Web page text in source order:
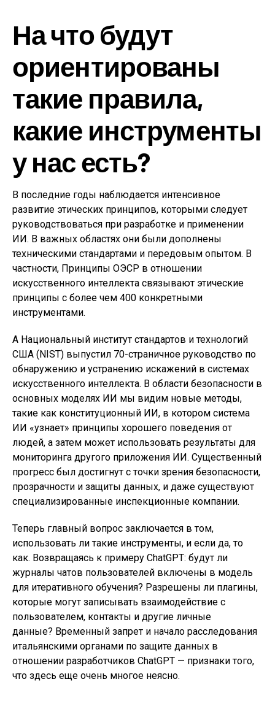
На что будут
ориентированы
такие правила,
какие инструменты
у нас есть?
В последние годы наблюдается интенсивное
развитие этических принципов, которыми следует
руководствоваться при разработке и применении
ИИ. В важных областях они были дополнены
техническими стандартами и передовым опытом. В
частности, Принципы ОЭСР в отношении
искусственного интеллекта связывают этические
принципы с более чем 400 конкретными
инструментами.
А Национальный институт стандартов и технологий
США (NIST) выпустил 70-страничное руководство по
обнаружению и устранению искажений в системах
искусственного интеллекта. В области безопасности в
основных моделях ИИ мы видим новые методы,
такие как конституционный ИИ, в котором система
ИИ «узнает» принципы хорошего поведения от
людей, а затем может использовать результаты для
мониторинга другого приложения ИИ. Существенный
прогресс был достигнут с точки зрения безопасности,
прозрачности и защиты данных, и даже существуют
специализированные инспекционные компании.
Теперь главный вопрос заключается в том,
использовать ли такие инструменты, и если да, то
как. Возвращаясь к примеру ChatGPT: будут ли
журналы чатов пользователей включены в модель
для итеративного обучения? Разрешены ли плагины,
которые могут записывать взаимодействие с
пользователем, контакты и другие личные
данные? Временный запрет и начало расследования
итальянскими органами по защите данных в
отношении разработчиков ChatGPT — признаки того,
что здесь еще очень многое неясно.